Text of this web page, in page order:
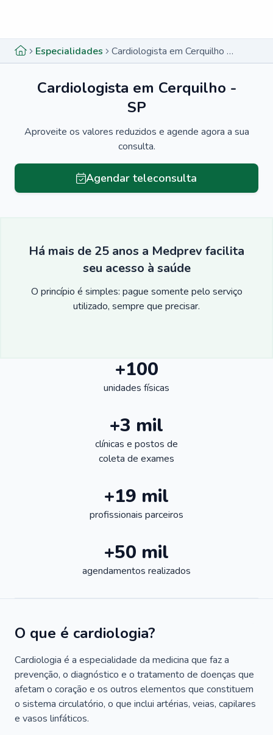
Especialidades Cardiologista em Cerquilho - SP
Cardiologista em Cerquilho -
SP
Aproveite os valores reduzidos e agende agora a sua
consulta.
Agendar teleconsulta
Há mais de 25 anos a Medprev facilita
seu acesso à saúde
O princípio é simples: pague somente pelo serviço
utilizado, sempre que precisar.
+100
unidades físicas
+3 mil
clínicas e postos de
coleta de exames
+19 mil
profissionais parceiros
+50 mil
agendamentos realizados
O que é cardiologia?
Cardiologia é a especialidade da medicina que faz a
prevenção, o diagnóstico e o tratamento de doenças que
afetam o coração e os outros elementos que constituem
o sistema circulatório, o que inclui artérias, veias, capilares
e vasos linfáticos.